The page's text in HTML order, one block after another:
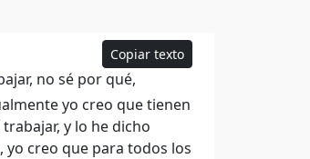
Copiar texto
no sé por qué,
yo creo que tienen
y lo he dicho
yo creo que para todos los